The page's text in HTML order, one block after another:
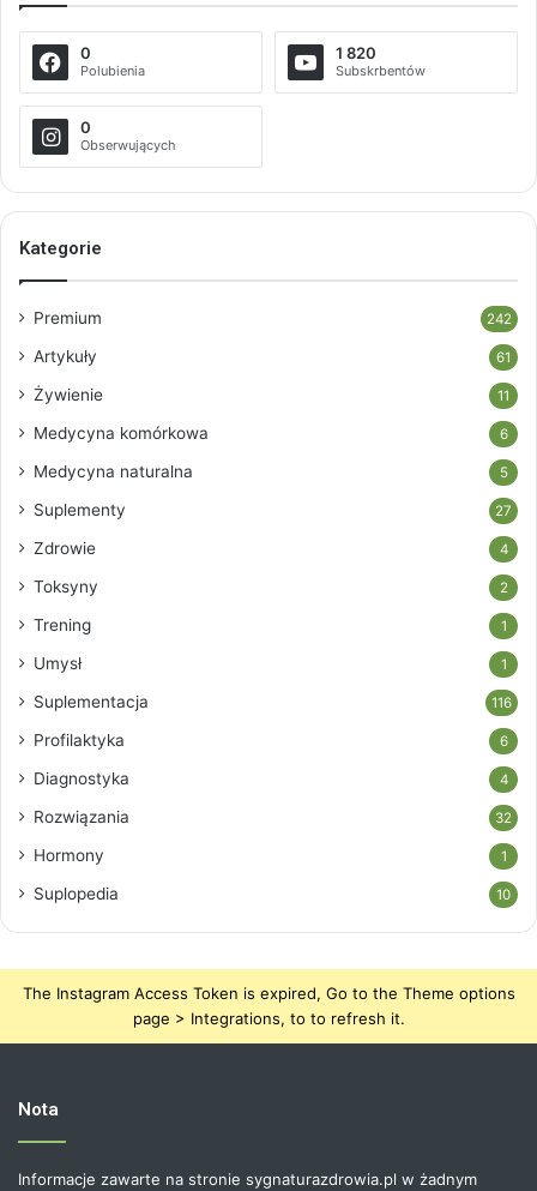
0
Polubienia
1 820
Subskrbentów
0
Obserwujących
Kategorie
Premium 242
Artykuły 61
Żywienie 11
Medycyna komórkowa 6
Medycyna naturalna 5
Suplementy 27
Zdrowie 4
Toksyny 2
Trening 1
Umysł 1
Suplementacja 116
Profilaktyka 6
Diagnostyka 4
Rozwiązania 32
Hormony 1
Suplopedia 10
The Instagram Access Token is expired, Go to the Theme options
page > Integrations, to to refresh it.
Nota
Informacje zawarte na stronie sygnaturazdrowia.pl w żadnym